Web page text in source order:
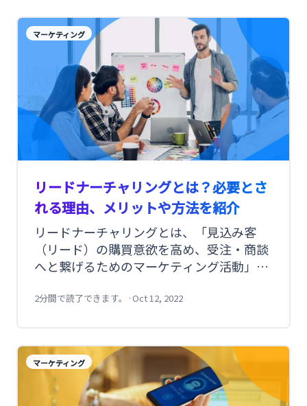
いて、詳しく見ていきましょう。
マーケティング
リードナーチャリングとは？必要とさ
れる理由、メリットや方法を紹介
リードナーチャリングとは、「見込み客
（リード）の購買意欲を高め、受注・商談
へと繋げるためのマーケティング活動」の
ける検討期間が長いBtoBのほか、BtoCの
います。本記事では、リードナーチャリン
グの意味や効果、リードナーチャリングが
求められている背景、そして代表的なリー
2分間で読了できます。 · Oct 12, 2022
マーケティング